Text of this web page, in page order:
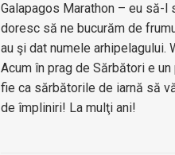
Galapagos Marathon – eu să-
doresc să ne bucurăm de
au şi dat numele
Acum în prag de Sărbători e
fie ca sărbătorile de iarnă să
de împliniri! La mulţi ani!